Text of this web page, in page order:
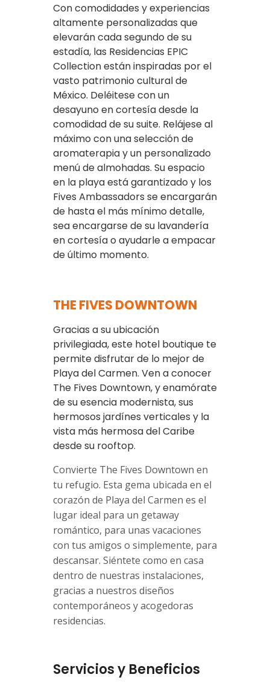
Con comodidades y experiencias
altamente personalizadas que
elevarán cada segundo de su
estadía, las Residencias EPIC
Collection están inspiradas por el
vasto patrimonio cultural de
México. Deléitese con un
desayuno en cortesía desde la
comodidad de su suite. Relájese al
máximo con una selección de
aromaterapia y un personalizado
menú de almohadas. Su espacio
en la playa está garantizado y los
Fives Ambassadors se encargarán
de hasta el más mínimo detalle,
sea encargarse de su lavandería
en cortesía o ayudarle a empacar
de último momento.
THE FIVES DOWNTOWN
Gracias a su ubicación
privilegiada, este hotel boutique te
permite disfrutar de lo mejor de
Playa del Carmen. Ven a conocer
The Fives Downtown, y enamórate
de su esencia modernista, sus
hermosos jardínes verticales y la
vista más hermosa del Caribe
desde su rooftop.
Convierte The Fives Downtown en
tu refugio. Esta gema ubicada en el
corazón de Playa del Carmen es el
lugar ideal para un getaway
romántico, para unas vacaciones
con tus amigos o simplemente, para
descansar. Siéntete como en casa
dentro de nuestras instalaciones,
gracias a nuestros diseños
contemporáneos y acogedoras
residencias.
Servicios y Beneficios